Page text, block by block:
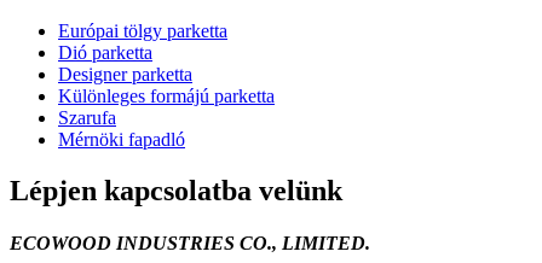
Európai tölgy parketta
Dió parketta
Designer parketta
Különleges formájú parketta
Szarufa
Mérnöki fapadló
Lépjen kapcsolatba velünk
ECOWOOD INDUSTRIES CO., LIMITED.